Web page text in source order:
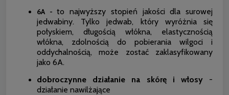
6A - to najwyższy stopień jakości dla surowej
jedwabiny. Tylko jedwab, który wyróżnia się
połyskiem, długością włókna, elastycznością
włókna, zdolnością do pobierania wilgoci i
oddychalnością, może zostać zaklasyfikowany
jako 6A.
dobroczynne działanie na skórę i włosy -
działanie nawilżające